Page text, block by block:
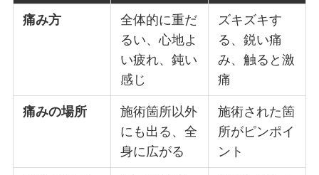
痛み方
全体的に重だ
るい、心地よ
い疲れ、鈍い
感じ
ズキズキす
る、鋭い痛
み、触ると激
痛
痛みの場所
施術箇所以外
にも出る、全
身に広がる
施術された箇
所がピンポイ
ント